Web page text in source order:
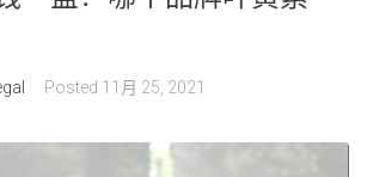
Posted 11月 25, 2021